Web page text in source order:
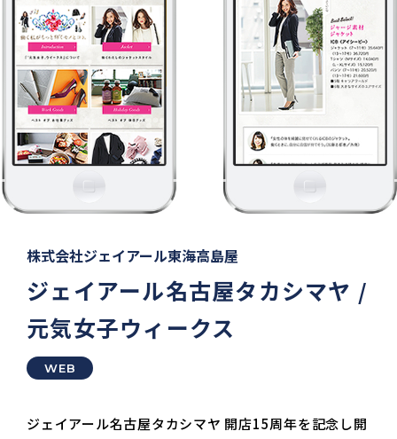
株式会社ジェイアール東海高島屋
ジェイアール名古屋タカシマヤ /
元気女子ウィークス
WEB
ジェイアール名古屋タカシマヤ 開店15周年を記念し開